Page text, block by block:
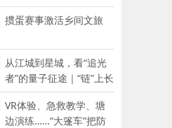
掼蛋赛事激活乡间文旅
从江城到星城，看“追光
者”的量子征途｜“链”上长
沙 “才”够硬核
VR体验、急救教学、塘
边演练……“大篷车”把防